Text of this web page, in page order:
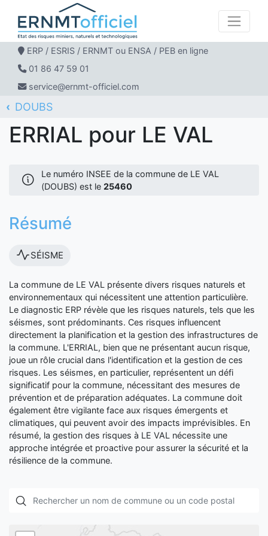
ERP / ESRIS / ERNMT ou ENSA / PEB en ligne
01 86 47 59 01
service@ernmt-officiel.com
ERNMT Officiel
ERRIAL
DOUBS
LE VAL
ERRIAL pour LE VAL
Le numéro INSEE de la commune de LE VAL
(DOUBS) est le 25460
Résumé
SÉISME
La commune de LE VAL présente divers risques naturels et
environnementaux qui nécessitent une attention particulière.
Le diagnostic ERP révèle que les risques naturels, tels que les
séismes, sont prédominants. Ces risques influencent
directement la planification et la gestion des infrastructures de
la commune. L'ERRIAL, bien que ne présentant aucun risque,
joue un rôle crucial dans l'identification et la gestion de ces
risques. Les séismes, en particulier, représentent un défi
significatif pour la commune, nécessitant des mesures de
prévention et de préparation adéquates. La commune doit
également être vigilante face aux risques émergents et
climatiques, qui peuvent avoir des impacts imprévisibles. En
résumé, la gestion des risques à LE VAL nécessite une
approche intégrée et proactive pour assurer la sécurité et la
résilience de la commune.